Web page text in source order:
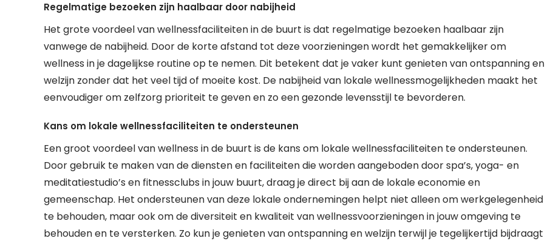
Regelmatige bezoeken zijn haalbaar door nabijheid
Het grote voordeel van wellnessfaciliteiten in de buurt is dat regelmatige bezoeken haalbaar zijn
vanwege de nabijheid. Door de korte afstand tot deze voorzieningen wordt het gemakkelijker om
wellness in je dagelijkse routine op te nemen. Dit betekent dat je vaker kunt genieten van ontspanning en
welzijn zonder dat het veel tijd of moeite kost. De nabijheid van lokale wellnessmogelijkheden maakt het
eenvoudiger om zelfzorg prioriteit te geven en zo een gezonde levensstijl te bevorderen.
Kans om lokale wellnessfaciliteiten te ondersteunen
Een groot voordeel van wellness in de buurt is de kans om lokale wellnessfaciliteiten te ondersteunen.
Door gebruik te maken van de diensten en faciliteiten die worden aangeboden door spa’s, yoga- en
meditatiestudio’s en fitnessclubs in jouw buurt, draag je direct bij aan de lokale economie en
gemeenschap. Het ondersteunen van deze lokale ondernemingen helpt niet alleen om werkgelegenheid
te behouden, maar ook om de diversiteit en kwaliteit van wellnessvoorzieningen in jouw omgeving te
behouden en te versterken. Zo kun je genieten van ontspanning en welzijn terwijl je tegelijkertijd bijdraagt